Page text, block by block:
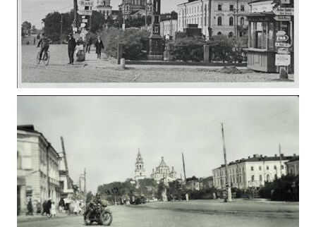
Фото Житомира періоду
Другої світової війни